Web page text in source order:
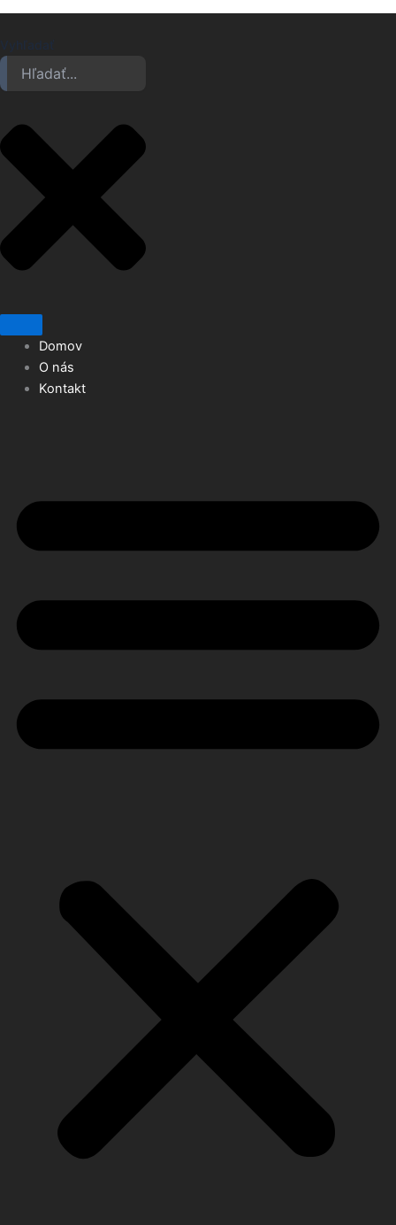
Domov
O nás
Kontakt